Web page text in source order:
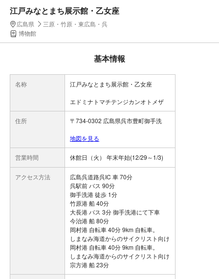
江戸みなとまち展示館・乙女座
広島県
三原・竹原・東広島・呉
博物館
基本情報
名称 江戸みなとまち展示館・乙女座
エドミナトマチテンジカンオトメザ
住所 〒734-0302 広島県呉市豊町御手洗
地図を見る
営業時間 休館日（火） 年末年始(12/29～1/3)
アクセス方法
広島呉道路呉IC 車 70分
呉駅前 バス 90分
御手洗港 徒歩 1分
竹原港 船 40分
大長港 バス 3分 御手洗港にて下車
今治港 船 80分
岡村港 自転車 40分 9km 自転車。
しまなみ海道からのサイクリスト向け
岡村港 自転車 40分 9km 自転車。
しまなみ海道からのサイクリスト向け
宗方港 船 23分